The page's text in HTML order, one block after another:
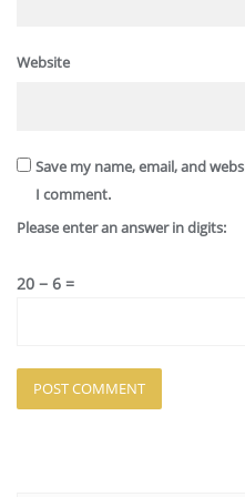
Website
Save my name, email, and
I comment.
Please enter an answer in digits:
20 − 6 =